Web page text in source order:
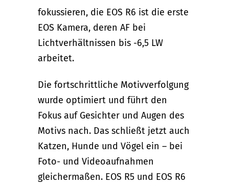
fokussieren, die EOS R6 ist die erste
EOS Kamera, deren AF bei
Lichtverhältnissen bis -6,5 LW
arbeitet.
Die fortschrittliche Motivverfolgung
wurde optimiert und führt den
Fokus auf Gesichter und Augen des
Motivs nach. Das schließt jetzt auch
Katzen, Hunde und Vögel ein – bei
Foto- und Videoaufnahmen
gleichermaßen. EOS R5 und EOS R6